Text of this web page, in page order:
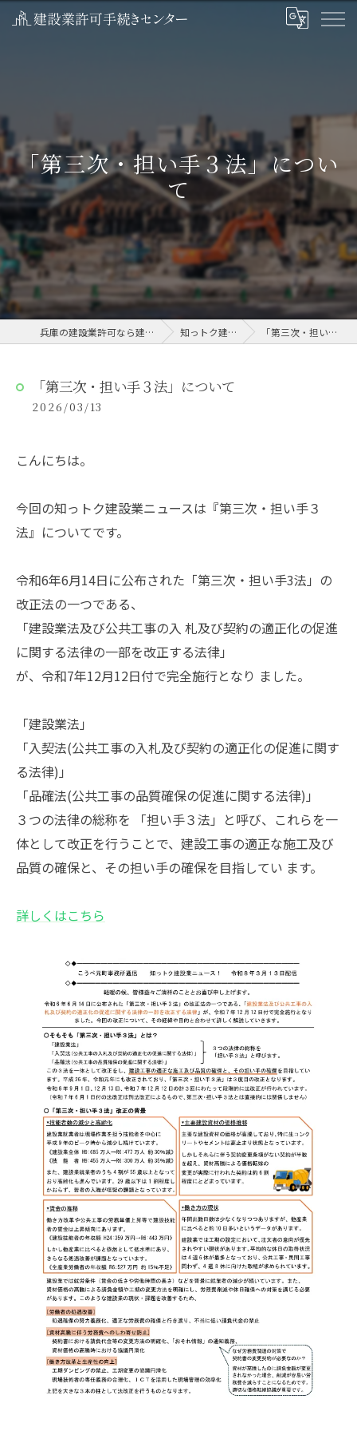
「第三次・担い手３法」につい
て
兵庫の建設業許可なら建設業許可手続きセンター 知っトク建設業ニュース 「第三次・担い手３法」について
「第三次・担い手３法」について
2026/03/13
こんにちは。
今回の知っトク建設業ニュースは『第三次・担い手３
法』についてです。
令和6年6月14日に公布された「第三次・担い手3法」の
改正法の一つである、
「建設業法及び公共工事の入 札及び契約の適正化の促進
に関する法律の一部を改正する法律」
が、令和7年12月12日付で完全施行となり ました。
「建設業法」
「入契法(公共工事の入札及び契約の適正化の促進に関す
る法律)」
「品確法(公共工事の品質確保の促進に関する法律)」
３つの法律の総称を 「担い手３法」と呼び、これらを一
体として改正を行うことで、建設工事の適正な施工及び
品質の確保と、その担い手の確保を目指してい ます。
詳しくはこちら